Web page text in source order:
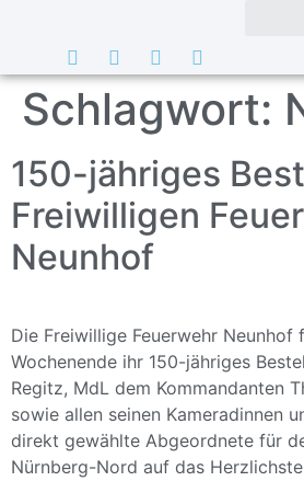
Schlagwort:
150-jähriges
Freiwilligen
Neunhof
Die Freiwillige Feuerwehr
Wochenende ihr 150-jähriges
Regitz, MdL dem Kommandanten
sowie allen seinen Kameradinnen
direkt gewählte Abgeordnete für
Nürnberg-Nord auf das